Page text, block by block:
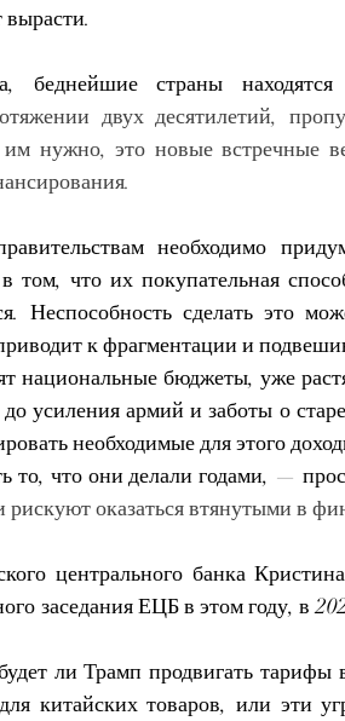
беднейшие страны
двух десятилетий,
им нужно, это новые встречные
необходимо
том, что их покупательная
Неспособность сделать это
к фрагментации и
национальные бюджеты, уже
усиления армий и заботы о
необходимые для этого
то, что они делали годами, —
оказаться втянутыми в
центрального банка
заседания ЕЦБ в этом году, в
ли Трамп продвигать тарифы
китайских товаров, или эти